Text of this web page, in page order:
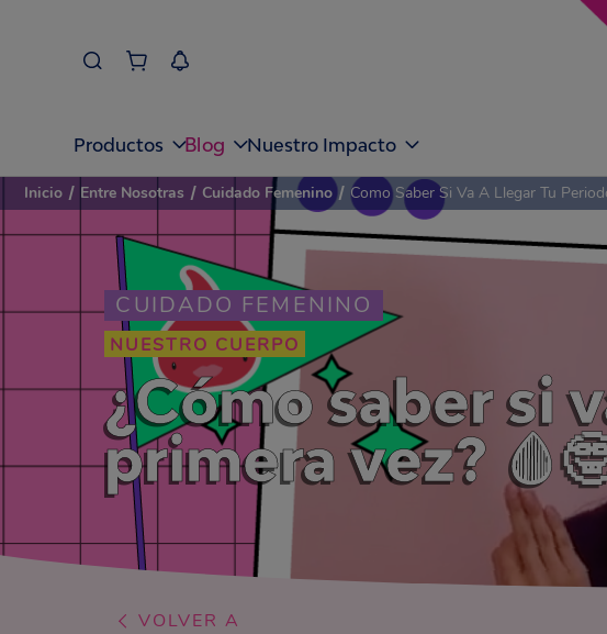
Productos Blog Nuestro Impacto
CUIDADO FEMENINO
NUESTRO CUERPO
¿Cómo saber si
primera vez?
Inicio / Entre Nosotras / Cuidado Femenino / Como Saber Si Va A Llegar Tu
VOLVER A